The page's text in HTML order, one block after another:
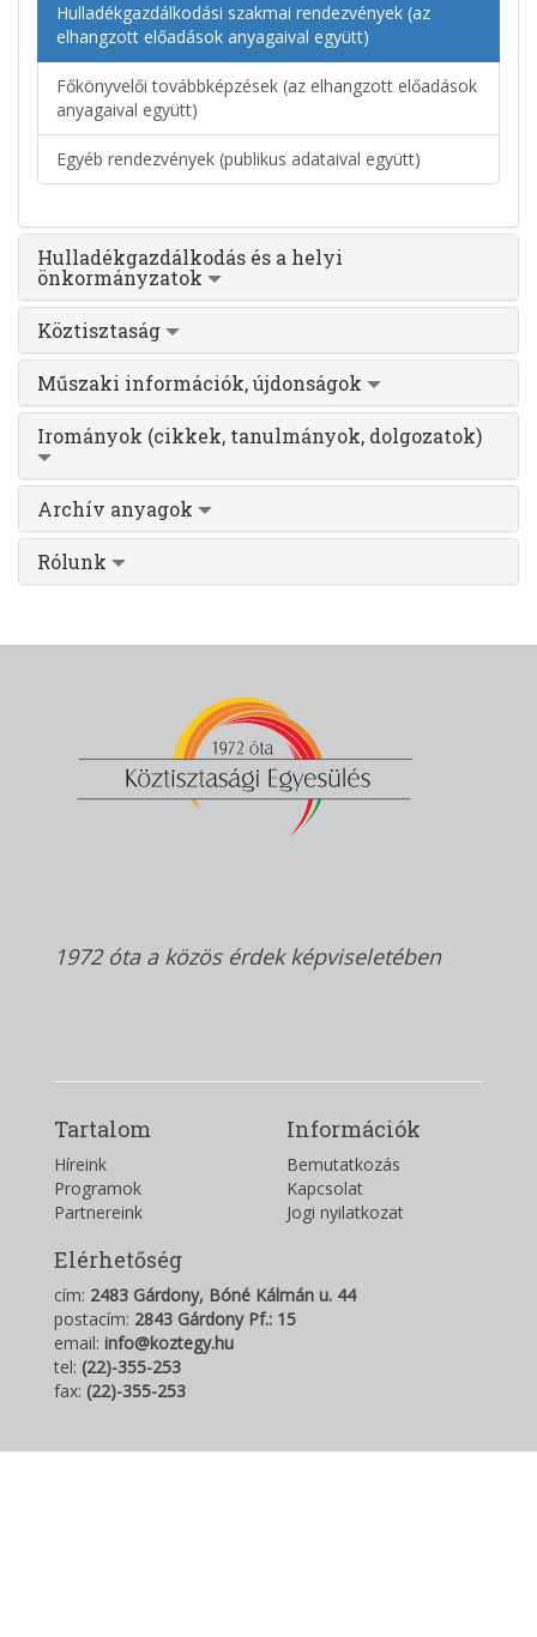
Hulladékgazdálkodási szakmai rendezvények (az
elhangzott előadások anyagaival együtt)
Főkönyvelői továbbképzések (az elhangzott előadások
anyagaival együtt)
Egyéb rendezvények (publikus adataival együtt)
Hulladékgazdálkodás és a helyi
önkormányzatok
Köztisztaság
Műszaki információk, újdonságok
Irományok (cikkek, tanulmányok, dolgozatok)
Archív anyagok
Rólunk
1972 óta a közös érdek képviseletében
Tartalom
Híreink
Programok
Partnereink
Információk
Bemutatkozás
Kapcsolat
Jogi nyilatkozat
Elérhetőség
cím: 2483 Gárdony, Bóné Kálmán u. 44
postacím: 2843 Gárdony Pf.: 15
email: info@koztegy.hu
tel: (22)-355-253
fax: (22)-355-253